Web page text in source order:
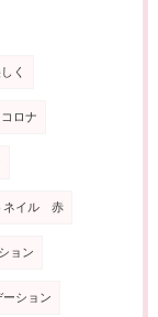
く
ロナ
ネイル 赤
ョン
ション